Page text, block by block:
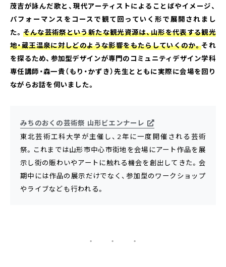
茂吉が詠んだ歌と、現代アーティストによることばやイメージ、
パフォーマンスをコースで観て回っていく形で展開されまし
た。 そんな芸術祭という新たな観光資源は、山形を代表する観光
地・蔵王温泉に対しどのような影響をもたらしていくのか。それ
を探るため、参加型デザインが専門のコミュニティデザイン学科
専任講師・森一貴（もり・かずき）先生とともに実際に会場を回り
ながらお話を伺いました。
みちのおくの芸術祭 山形ビエンナーレ
東北芸術工科大学が主催し、2年に一度開催される芸術
祭。これまでは山形市中心市街地を会場にアート作品を展
示し街の賑わいやアートに触れる機会を創出してきた。会
期中には作品の展示だけでなく、参加型のワークショップ
やライブなども行われる。
・ ・ ・